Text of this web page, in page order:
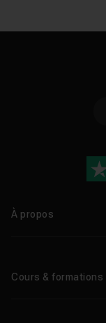
À propos
Cours & formations